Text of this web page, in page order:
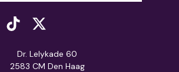
Dr. Lelykade 60
2583 CM Den Haag